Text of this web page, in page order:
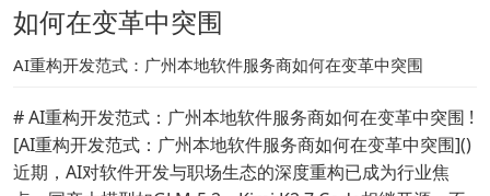
资讯中心
关于网景
如何在变革中突围
AI重构开发范式：广州本地软件服务商如何在变革中突围
# AI重构开发范式：广州本地软件服务商如何在变革中突围 !
[AI重构开发范式：广州本地软件服务商如何在变革中突围]()
近期，AI对软件开发与职场生态的深度重构已成为行业焦